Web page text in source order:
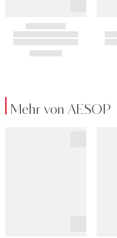
Mehr von AESOP